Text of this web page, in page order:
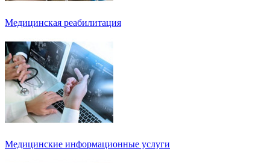
Медицинская реабилитация
Медицинские информационные услуги